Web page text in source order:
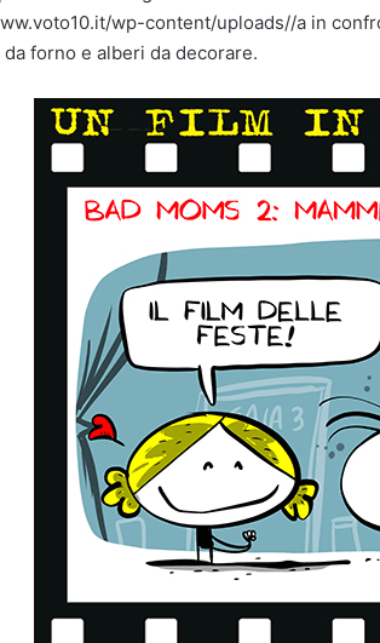
wp-content/uploads//a in
forno e alberi da decorare.